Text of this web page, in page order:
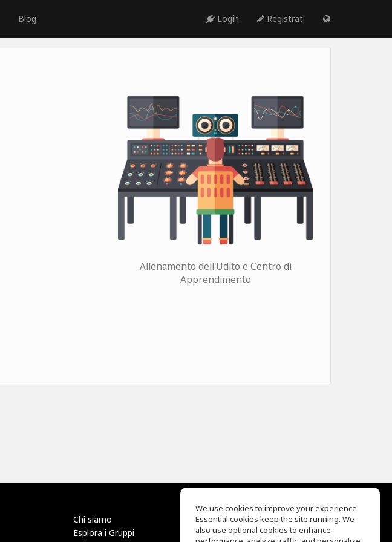
Blog Login Registrati
Allenamento dell'Udito e Centro di
Apprendimento
Chi siamo
Esplora i Gruppi
EQ Ear Training
Drum Machine
We use cookies to improve your experience.
Essential cookies keep the site running. We
also use optional cookies to enhance